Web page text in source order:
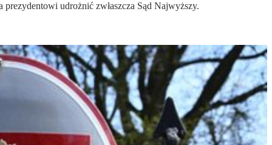
udrożnić zwłaszcza Sąd Najwyższy.